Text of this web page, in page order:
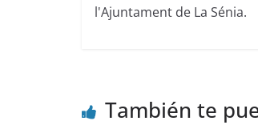
l'Ajuntament de La Sénia.
También te